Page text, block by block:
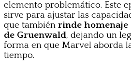
elemento problemático. Este
sirve para ajustar las
que también rinde homenaje
de Gruenwald, dejando un
forma en que Marvel aborda
tiempo.